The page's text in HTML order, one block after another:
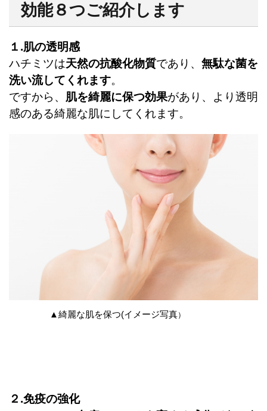
効能８つご紹介します
１.肌の透明感
ハチミツは天然の抗酸化物質であり、 無駄な菌を
洗い流してくれます。
ですから、 肌を綺麗に保つ効果があり、より透明
感のある綺麗な肌にしてくれます。
▲綺麗な肌を保つ(イメージ写真）
２.免疫の強化